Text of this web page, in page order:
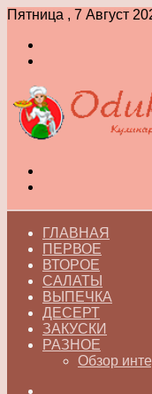
Пятница , 7 Август
ГЛАВНАЯ
ПЕРВОЕ
ВТОРОЕ
САЛАТЫ
ВЫПЕЧКА
ДЕСЕРТ
ЗАКУСКИ
РАЗНОЕ
Обзор